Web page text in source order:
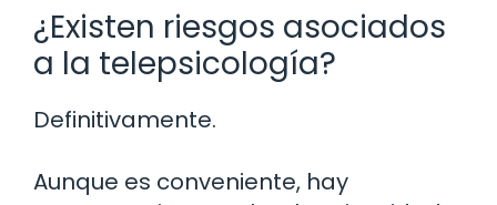
¿Existen riesgos asociados
a la telepsicología?
Definitivamente.
Aunque es conveniente, hay